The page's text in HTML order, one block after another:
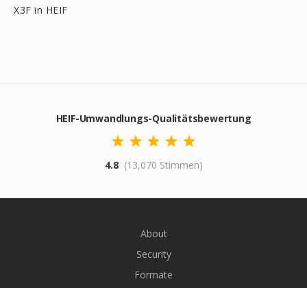
X3F in HEIF
HEIF-Umwandlungs-Qualitätsbewertung
4.8 (13,070 Stimmen)
About
Security
Formate